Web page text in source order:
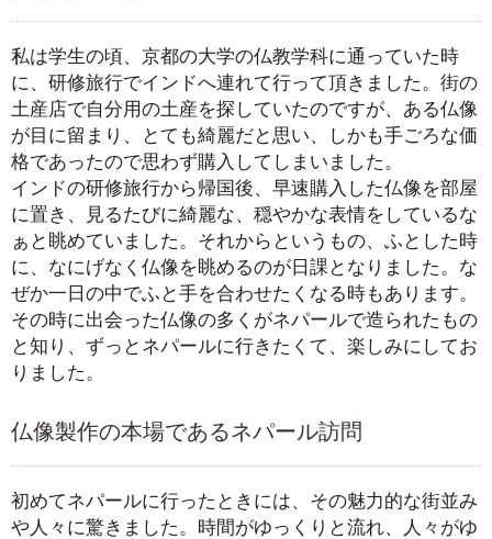
私は学生の頃、京都の大学の仏教学科に通っていた時
に、研修旅行でインドへ連れて行って頂きました。街の
土産店で自分用の土産を探していたのですが、ある仏像
が目に留まり、とても綺麗だと思い、しかも手ごろな価
格であったので思わず購入してしまいました。
インドの研修旅行から帰国後、早速購入した仏像を部屋
に置き、見るたびに綺麗な、穏やかな表情をしているな
ぁと眺めていました。それからというもの、ふとした時
に、なにげなく仏像を眺めるのが日課となりました。な
ぜか一日の中でふと手を合わせたくなる時もあります。
その時に出会った仏像の多くがネパールで造られたもの
と知り、ずっとネパールに行きたくて、楽しみにしてお
りました。
仏像製作の本場であるネパール訪問
初めてネパールに行ったときには、その魅力的な街並み
や人々に驚きました。時間がゆっくりと流れ、人々がゆ